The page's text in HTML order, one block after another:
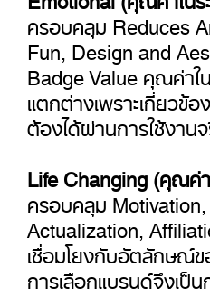
ครอบคลุม Reduces
Fun, Design and
Badge Value คุณค่าใ
แตกต่างเพราะเกี่ยวข้
ต้องได้ผ่านการใช้งาน
Life Changing (คุณค่
ครอบคลุม
Actualization,
เชื่อมโยงกับอัตลักษณ์ข
การเลือกแบรนด์จึงเป็